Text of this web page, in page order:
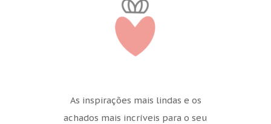
As inspirações mais lindas e os
achados mais incríveis para o seu